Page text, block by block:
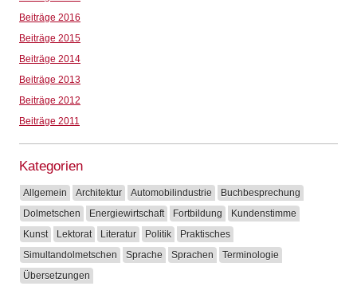
Beiträge 2016
Beiträge 2015
Beiträge 2014
Beiträge 2013
Beiträge 2012
Beiträge 2011
Kategorien
Allgemein Architektur Automobilindustrie
Buchbesprechung
Dolmetschen
Energiewirtschaft Fortbildung
Kundenstimme
Kunst
Lektorat Literatur Politik
Praktisches
Simultandolmetschen
Sprache Sprachen
Terminologie
Übersetzungen